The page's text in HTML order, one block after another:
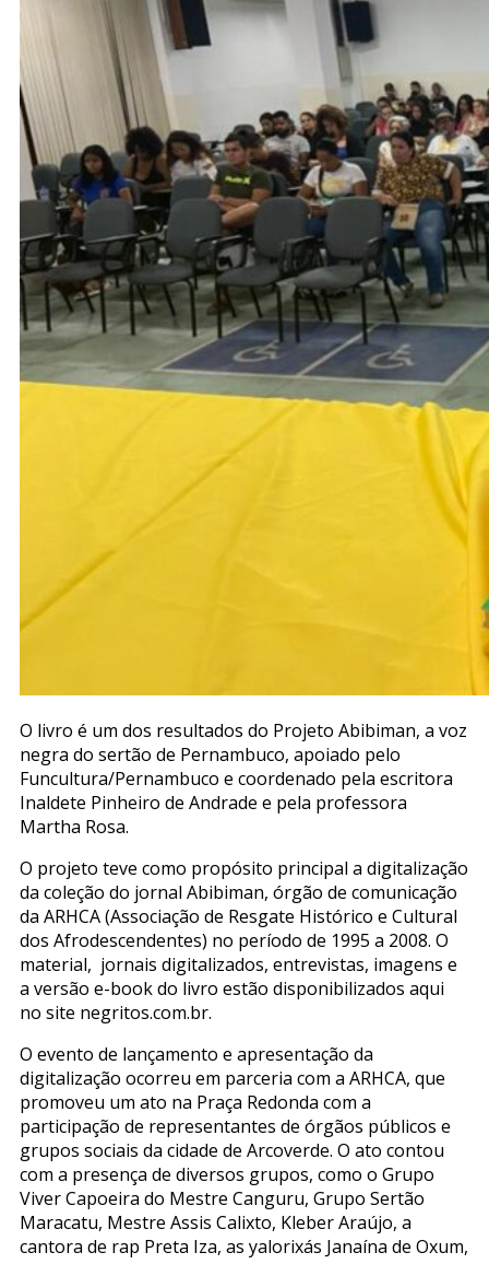
O livro é um dos resultados do Projeto Abibiman, a voz
negra do sertão de Pernambuco, apoiado pelo
Funcultura/Pernambuco e coordenado pela escritora
Inaldete Pinheiro de Andrade e pela professora
Martha Rosa.
O projeto teve como propósito principal a digitalização
da coleção do jornal Abibiman, órgão de comunicação
da ARHCA (Associação de Resgate Histórico e Cultural
dos Afrodescendentes) no período de 1995 a 2008. O
material, jornais digitalizados, entrevistas, imagens e
a versão e-book do livro estão disponibilizados aqui
no site negritos.com.br.
O evento de lançamento e apresentação da
digitalização ocorreu em parceria com a ARHCA, que
promoveu um ato na Praça Redonda com a
participação de representantes de órgãos públicos e
grupos sociais da cidade de Arcoverde. O ato contou
com a presença de diversos grupos, como o Grupo
Viver Capoeira do Mestre Canguru, Grupo Sertão
Maracatu, Mestre Assis Calixto, Kleber Araújo, a
cantora de rap Preta Iza, as yalorixás Janaína de Oxum,